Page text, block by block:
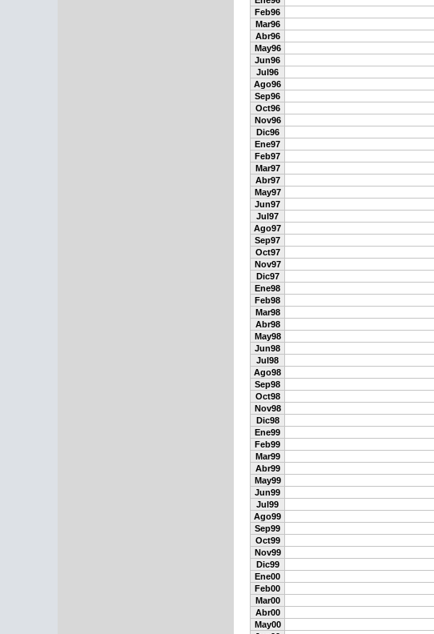
Feb96
Mar96
Abr96
May96
Jun96
Jul96
Ago96
Sep96
Oct96
Nov96
Dic96
Ene97
Feb97
Mar97
Abr97
May97
Jun97
Jul97
Ago97
Sep97
Oct97
Nov97
Dic97
Ene98
Feb98
Mar98
Abr98
May98
Jun98
Jul98
Ago98
Sep98
Oct98
Nov98
Dic98
Ene99
Feb99
Mar99
Abr99
May99
Jun99
Jul99
Ago99
Sep99
Oct99
Nov99
Dic99
Ene00
Feb00
Mar00
Abr00
May00